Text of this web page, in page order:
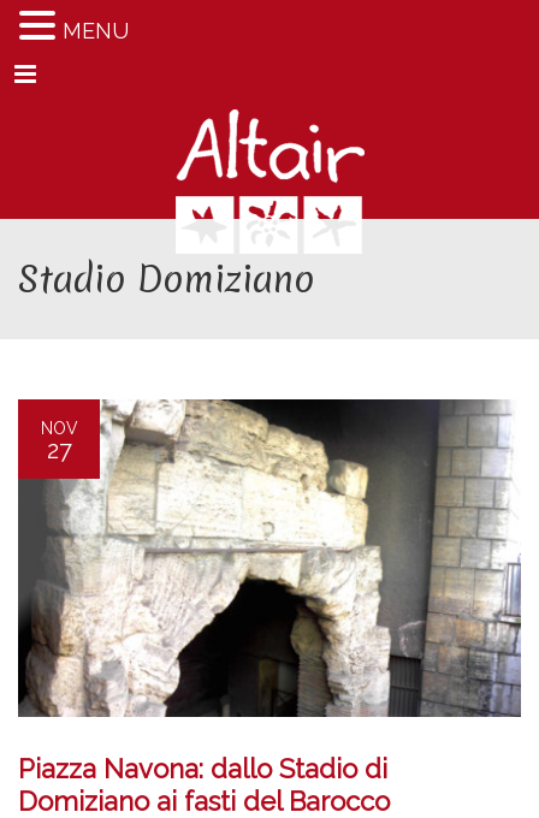
Menu
Stadio Domiziano
NOV
27
Piazza Navona: dallo Stadio di
Domiziano ai fasti del Barocco
MENU